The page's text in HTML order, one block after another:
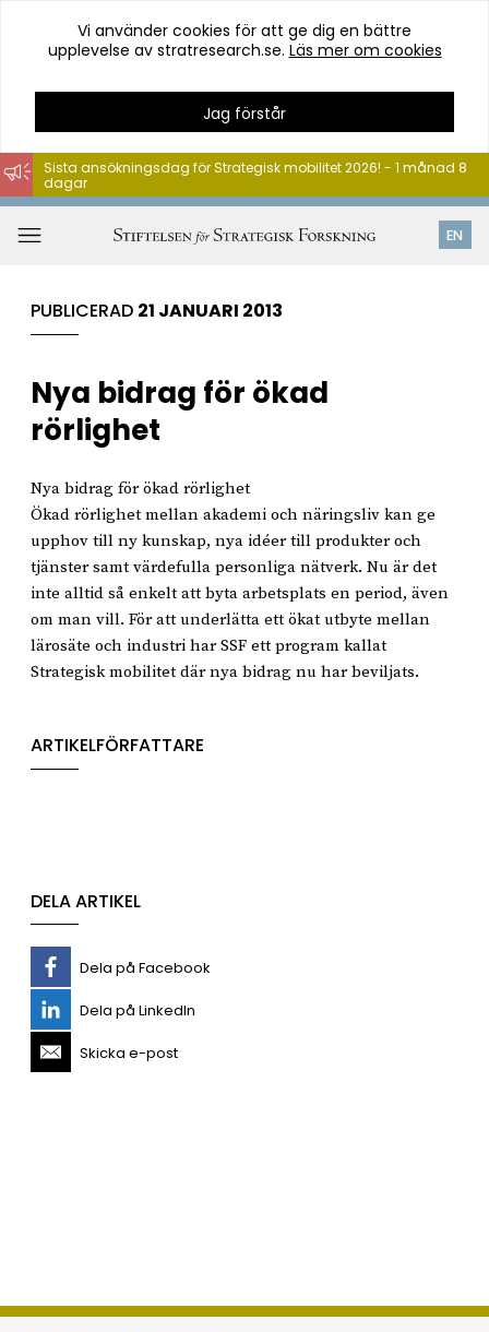
Hoppa
till
innehåll
Vi använder cookies för att ge dig en bättre
upplevelse av stratresearch.se. Läs mer om cookies
Jag förstår
EN
Sista ansökningsdag för Strategisk mobilitet 2026! - 1 månad 8
dagar
PUBLICERAD 21 JANUARI 2013
Nya bidrag för ökad
rörlighet
Nya bidrag för ökad rörlighet
Ökad rörlighet mellan akademi och näringsliv kan ge
upphov till ny kunskap, nya idéer till produkter och
tjänster samt värdefulla personliga nätverk. Nu är det
inte alltid så enkelt att byta arbetsplats en period, även
om man vill. För att underlätta ett ökat utbyte mellan
lärosäte och industri har SSF ett program kallat
Strategisk mobilitet där nya bidrag nu har beviljats.
ARTIKELFÖRFATTARE
DELA ARTIKEL
Dela på Facebook
Dela på LinkedIn
Skicka e-post